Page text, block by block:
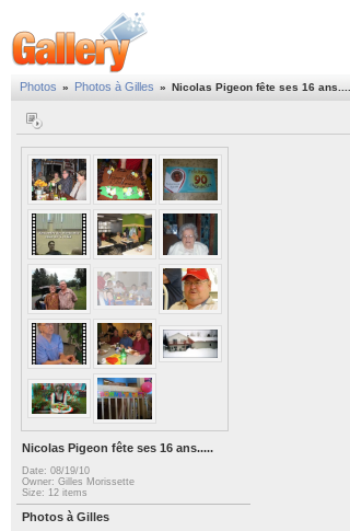
Photos » Photos à Gilles » Nicolas Pigeon fête ses 16 ans.....
Nicolas Pigeon fête ses 16 ans.....
Date: 08/19/10
Owner: Gilles Morissette
Size: 12 items
Photos à Gilles